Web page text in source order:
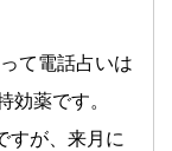
て電話占いは
効薬です。
すが、来月に